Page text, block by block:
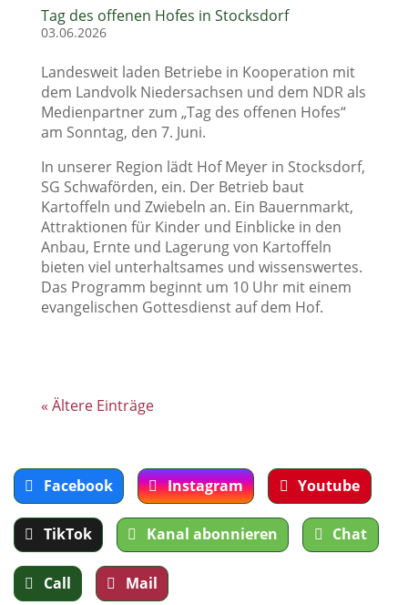
Tag des offenen Hofes in Stocksdorf
03.06.2026
Landesweit laden Betriebe in Kooperation mit
dem Landvolk Niedersachsen und dem NDR als
Medienpartner zum „Tag des offenen Hofes“
am Sonntag, den 7. Juni.
In unserer Region lädt Hof Meyer in Stocksdorf,
SG Schwaförden, ein. Der Betrieb baut
Kartoffeln und Zwiebeln an. Ein Bauernmarkt,
Attraktionen für Kinder und Einblicke in den
Anbau, Ernte und Lagerung von Kartoffeln
bieten viel unterhaltsames und wissenswertes.
Das Programm beginnt um 10 Uhr mit einem
evangelischen Gottesdienst auf dem Hof.
« Ältere Einträge
Facebook Instagram Youtube
TikTok Kanal abonnieren Chat
Call Mail